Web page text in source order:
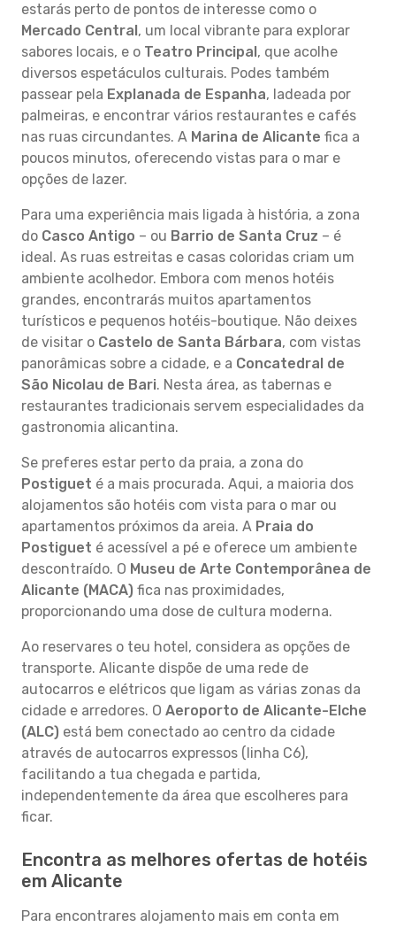
estarás perto de pontos de interesse como o
Mercado Central, um local vibrante para explorar
sabores locais, e o Teatro Principal, que acolhe
diversos espetáculos culturais. Podes também
passear pela Explanada de Espanha, ladeada por
palmeiras, e encontrar vários restaurantes e cafés
nas ruas circundantes. A Marina de Alicante fica a
poucos minutos, oferecendo vistas para o mar e
opções de lazer.
Para uma experiência mais ligada à história, a zona
do Casco Antigo – ou Barrio de Santa Cruz – é
ideal. As ruas estreitas e casas coloridas criam um
ambiente acolhedor. Embora com menos hotéis
grandes, encontrarás muitos apartamentos
turísticos e pequenos hotéis-boutique. Não deixes
de visitar o Castelo de Santa Bárbara, com vistas
panorâmicas sobre a cidade, e a Concatedral de
São Nicolau de Bari. Nesta área, as tabernas e
restaurantes tradicionais servem especialidades da
gastronomia alicantina.
Se preferes estar perto da praia, a zona do
Postiguet é a mais procurada. Aqui, a maioria dos
alojamentos são hotéis com vista para o mar ou
apartamentos próximos da areia. A Praia do
Postiguet é acessível a pé e oferece um ambiente
descontraído. O Museu de Arte Contemporânea de
Alicante (MACA) fica nas proximidades,
proporcionando uma dose de cultura moderna.
Ao reservares o teu hotel, considera as opções de
transporte. Alicante dispõe de uma rede de
autocarros e elétricos que ligam as várias zonas da
cidade e arredores. O Aeroporto de Alicante-Elche
(ALC) está bem conectado ao centro da cidade
através de autocarros expressos (linha C6),
facilitando a tua chegada e partida,
independentemente da área que escolheres para
ficar.
Encontra as melhores ofertas de hotéis
em Alicante
Para encontrares alojamento mais em conta em